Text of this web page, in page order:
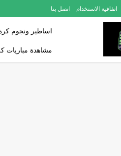
اتفاقية الاستخدام اتصل بنا
اساطير ونجوم
مشاهدة مباريات